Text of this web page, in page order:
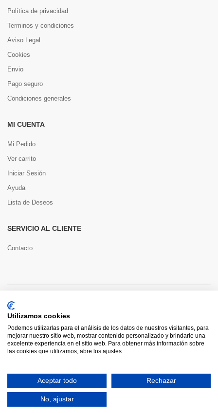
Política de privacidad
Terminos y condiciones
Aviso Legal
Cookies
Envio
Pago seguro
Condiciones generales
MI CUENTA
Mi Pedido
Ver carrito
Iniciar Sesión
Ayuda
Lista de Deseos
SERVICIO AL CLIENTE
Contacto
0
Utilizamos cookies
Podemos utilizarlas para el análisis de los datos de nuestros visitantes, para
mejorar nuestro sitio web, mostrar contenido personalizado y brindarle una
excelente experiencia en el sitio web. Para obtener más información sobre
las cookies que utilizamos, abre los ajustes.
Aceptar todo Rechazar
No, ajustar